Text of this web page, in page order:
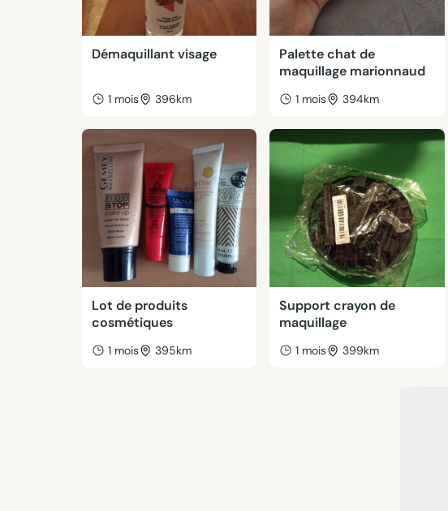
Démaquillant visage
1 mois 396km
Palette chat de
maquillage marionnaud
1 mois 394km
Lot de produits
cosmétiques
1 mois 395km
Support crayon de
maquillage
1 mois 399km